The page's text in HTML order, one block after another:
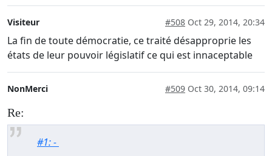
Visiteur #508 Oct 29, 2014, 20:34
La fin de toute démocratie, ce traité désapproprie les
états de leur pouvoir législatif ce qui est innaceptable
NonMerci #509 Oct 30, 2014, 09:14
Re:
#1: -